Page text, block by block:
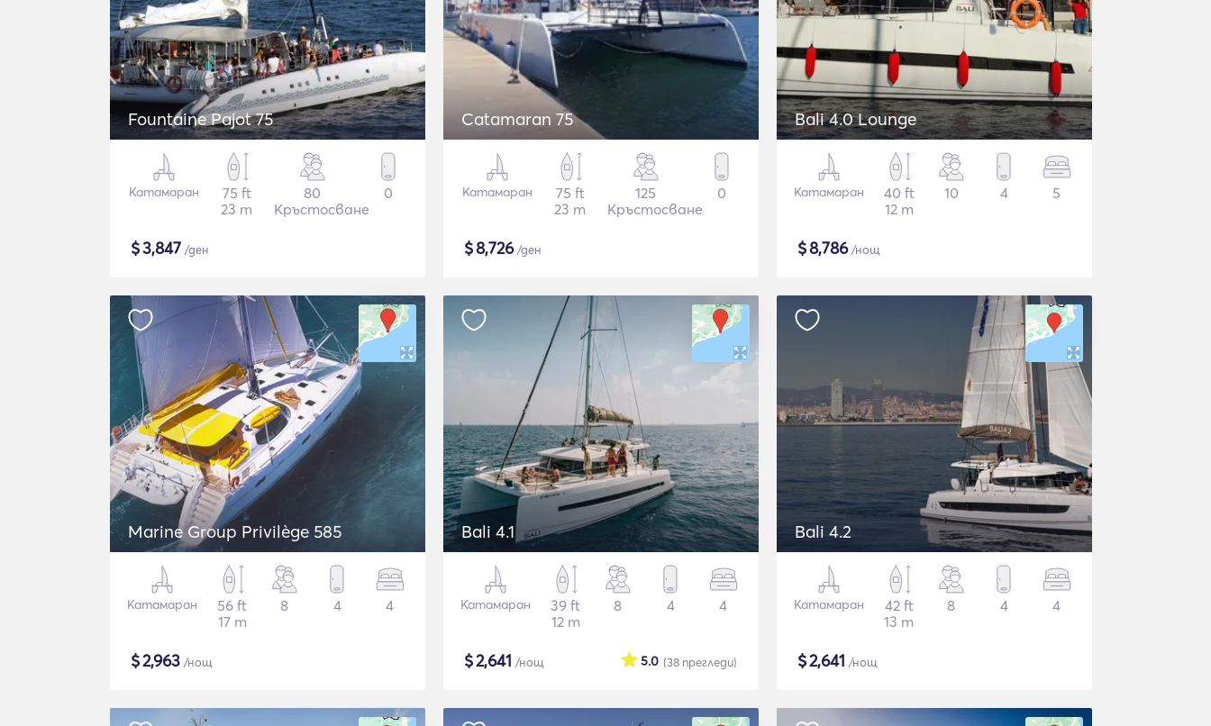
Fountaine Pajot 75
Катамаран
75 ft
23 m
80
Кръстосване
0
$3,847 /ден
Catamaran 75
Катамаран
75 ft
23 m
125
Кръстосване
0
$8,726/ден
Bali 4.0 Lounge
Катамаран
40 ft
12 m
10 4 5
$8,786/нощ
Marine Group Privilège 585
Катамаран
56 ft
17 m
8 4 4
$2,963 /нощ
Bali 4.1
Катамаран
39 ft
12 m
8 4 4
$2,641 /нощ (38 прегледи)
5.0
Bali 4.2
Катамаран
42 ft
13 m
8 4 4
$2,641 /нощ